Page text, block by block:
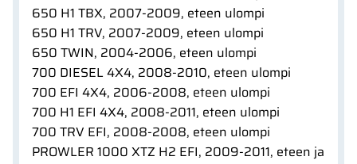
650 H1 TBX, 2007-2009, eteen ulompi
650 H1 TRV, 2007-2009, eteen ulompi
650 TWIN, 2004-2006, eteen ulompi
700 DIESEL 4X4, 2008-2010, eteen ulompi
700 EFI 4X4, 2006-2008, eteen ulompi
700 H1 EFI 4X4, 2008-2011, eteen ulompi
700 TRV EFI, 2008-2008, eteen ulompi
PROWLER 1000 XTZ H2 EFI, 2009-2011, eteen ja